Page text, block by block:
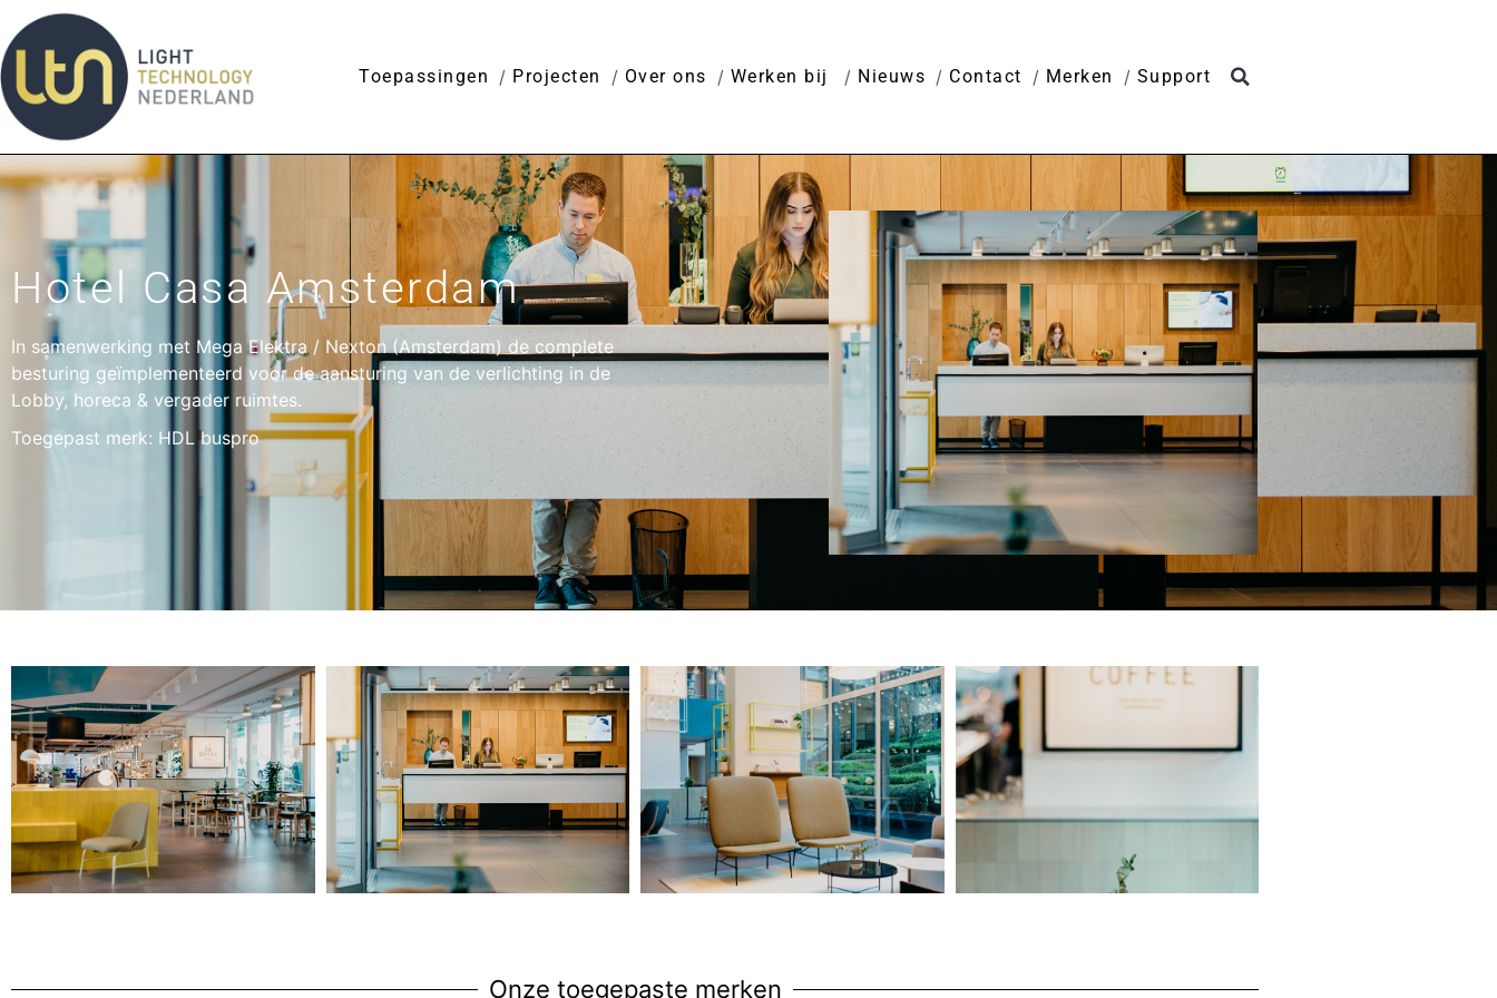
Toepassingen Projecten Over ons Werken bij Nieuws Contact Merken Support
Hotel Casa Amsterdam
In samenwerking met Mega Elektra / Nexton (Amsterdam) de complete
besturing geïmplementeerd voor de aansturing van de verlichting in de
Lobby, horeca & vergader ruimtes.
Toegepast merk: HDL buspro
Onze toegepaste merken​